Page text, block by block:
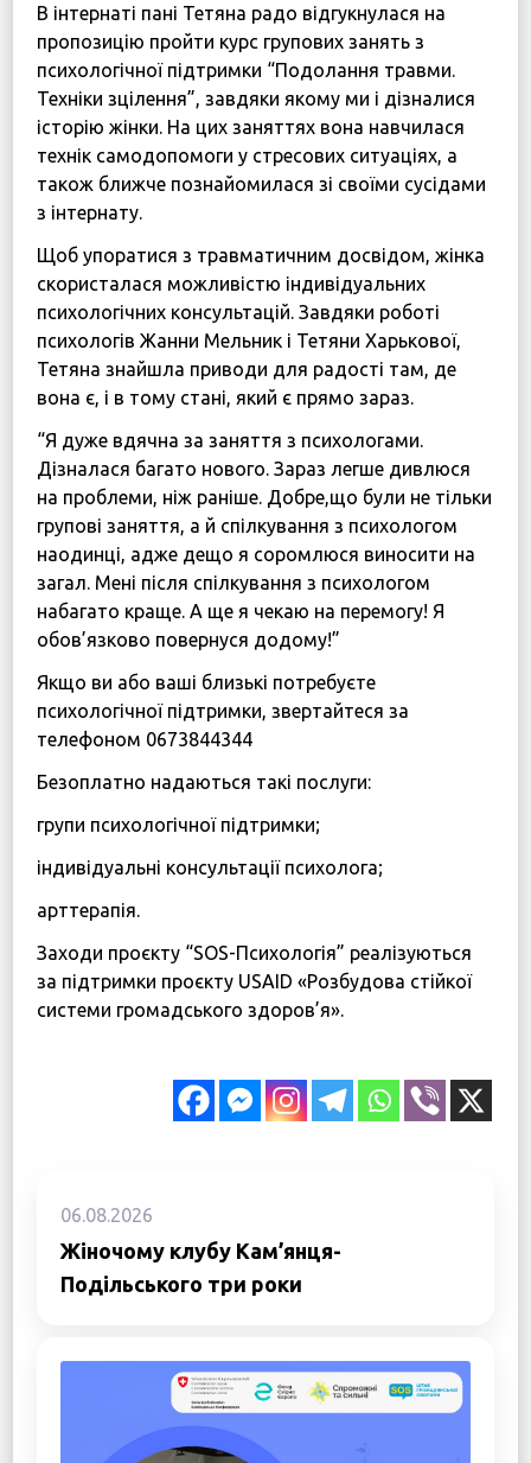
В інтернаті пані Тетяна радо відгукнулася на
пропозицію пройти курс групових занять з
психологічної підтримки “Подолання травми.
Техніки зцілення”, завдяки якому ми і дізналися
історію жінки. На цих заняттях вона навчилася
технік самодопомоги у стресових ситуаціях, а
також ближче познайомилася зі своїми сусідами
з інтернату.
Щоб упоратися з травматичним досвідом, жінка
скористалася можливістю індивідуальних
психологічних консультацій. Завдяки роботі
психологів Жанни Мельник і Тетяни Харькової,
Тетяна знайшла приводи для радості там, де
вона є, і в тому стані, який є прямо зараз.
“Я дуже вдячна за заняття з психологами.
Дізналася багато нового. Зараз легше дивлюся
на проблеми, ніж раніше. Добре,що були не тільки
групові заняття, а й спілкування з психологом
наодинці, адже дещо я соромлюся виносити на
загал. Мені після спілкування з психологом
набагато краще. А ще я чекаю на перемогу! Я
обов’язково повернуся додому!”
Якщо ви або ваші близькі потребуєте
психологічної підтримки, звертайтеся за
телефоном 0673844344
Безоплатно надаються такі послуги:
групи психологічної підтримки;
індивідуальні консультації психолога;
арттерапія.
Заходи проєкту “SOS-Психологія” реалізуються
за підтримки проєкту USAID «Розбудова стійкої
системи громадського здоров’я».
06.08.2026
Жіночому клубу Кам’янця-
Подільського три роки